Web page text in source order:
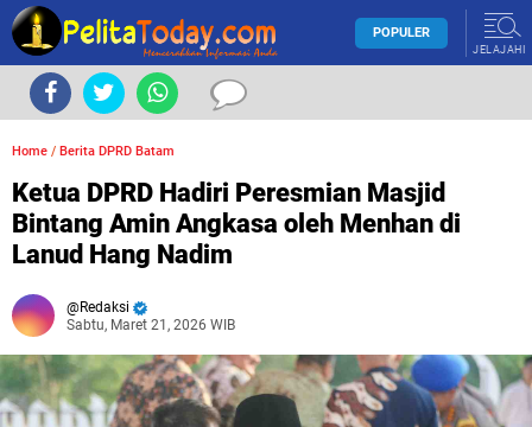
POPULER
JELAJAHI
Home / Berita DPRD Batam
Ketua DPRD Hadiri Peresmian Masjid
Bintang Amin Angkasa oleh Menhan di
Lanud Hang Nadim
Redaksi
Sabtu, Maret 21, 2026 WIB